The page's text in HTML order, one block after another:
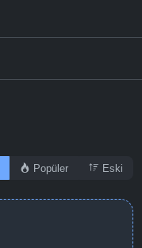
Popüler Eski